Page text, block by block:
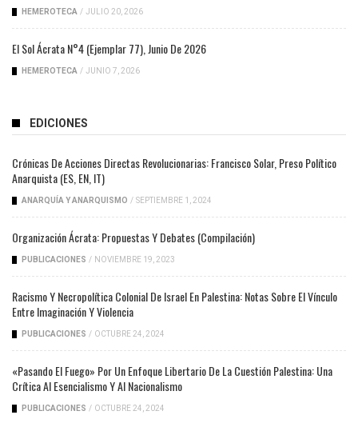
HEMEROTECA / JULIO 20, 2026
El Sol Ácrata N°4 (ejemplar 77), Junio De 2026
HEMEROTECA / JUNIO 7, 2026
EDICIONES
Crónicas De Acciones Directas Revolucionarias: Francisco Solar, Preso Político
Anarquista (ES, EN, IT)
ANARQUÍA Y ANARQUISMO / SEPTIEMBRE 1, 2024
Organización Ácrata: Propuestas Y Debates (compilación)
PUBLICACIONES / NOVIEMBRE 19, 2023
Racismo Y Necropolítica Colonial De Israel En Palestina: Notas Sobre El Vínculo
Entre Imaginación Y Violencia
PUBLICACIONES / OCTUBRE 24, 2024
«Pasando El Fuego» Por Un Enfoque Libertario De La Cuestión Palestina: Una
Crítica Al Esencialismo Y Al Nacionalismo
PUBLICACIONES / OCTUBRE 24, 2024